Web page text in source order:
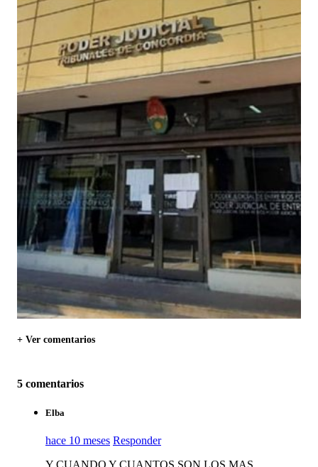
+ Ver comentarios
5 comentarios
Elba
hace 10 meses Responder